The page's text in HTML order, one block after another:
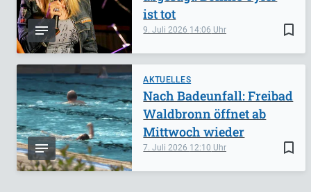
bookmark_border
9. Juli 2026 14:06
ist tot
AKTUELLES
bookmark_border
7. Juli 2026 12:10
Nach Badeunfall: Freibad
Waldbronn öffnet ab
Mittwoch wieder